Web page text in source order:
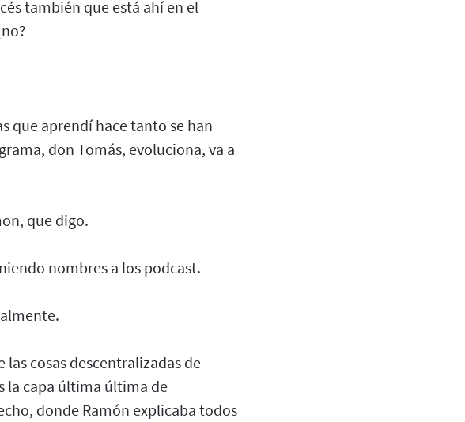
también que está ahí en el
que aprendí hace tanto se han
don Tomás, evoluciona, va a
que digo.
nombres a los podcast.
cosas descentralizadas de
la capa última última de
donde Ramón explicaba todos